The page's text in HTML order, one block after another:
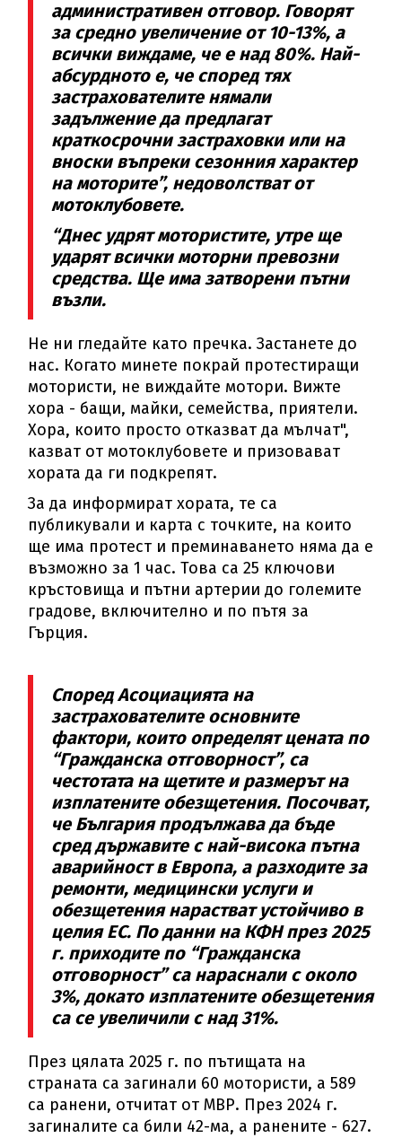
административен отговор. Говорят
за средно увеличение от 10-13%, а
всички виждаме, че е над 80%. Най-
абсурдното е, че според тях
застрахователите нямали
задължение да предлагат
краткосрочни застраховки или на
вноски въпреки сезонния характер
на моторите”, недоволстват от
мотоклубовете.
“Днес удрят мотористите, утре ще
ударят всички моторни превозни
средства. Ще има затворени пътни
възли.
Не ни гледайте като пречка. Застанете до
нас. Когато минете покрай протестиращи
мотористи, не виждайте мотори. Вижте
хора - бащи, майки, семейства, приятели.
Хора, които просто отказват да мълчат",
казват от мотоклубовете и призовават
хората да ги подкрепят.
За да информират хората, те са
публикували и карта с точките, на които
ще има протест и преминаването няма да е
възможно за 1 час. Това са 25 ключови
кръстовища и пътни артерии до големите
градове, включително и по пътя за
Гърция.
Според Асоциацията на
застрахователите основните
фактори, които определят цената по
“Гражданска отговорност”, са
честотата на щетите и размерът на
изплатените обезщетения. Посочват,
че България продължава да бъде
сред държавите с най-висока пътна
аварийност в Европа, а разходите за
ремонти, медицински услуги и
обезщетения нарастват устойчиво в
целия ЕС. По данни на КФН през 2025
г. приходите по “Гражданска
отговорност” са нараснали с около
3%, докато изплатените обезщетения
са се увеличили с над 31%.
През цялата 2025 г. по пътищата на
страната са загинали 60 мотористи, а 589
са ранени, отчитат от МВР. През 2024 г.
загиналите са били 42-ма, а ранените - 627.